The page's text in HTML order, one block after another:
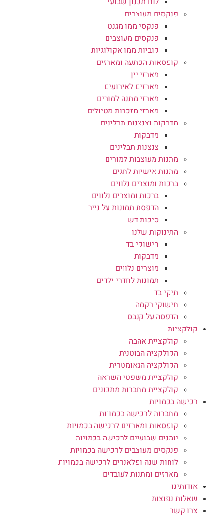
פנקסים מעוצבים
פנקסי ממו מגנט
פנקסים מעוצבים
קוביות ממו אקולוגיות
קופסאות הפתעה ומארזים
מארזי יין
מארזים לאירועים
מארזי מתנה למורים
מארזי מזכרות מטיולים
מדבקות וצנצנות תבלינים
מדבקות
צנצנות תבלינים
מתנות מעוצבות למורים
מתנות אישיות לחגים
ברכות ומוצרים נלווים
ברכות ומוצרים נלווים
הדפסת תמונות על נייר
סיכות דש
התינוקות שלנו
חישוקי בד
מדבקות
מוצרים נלווים
תמונות לחדרי ילדים
תיקי בד
חישוקי רקמה
הדפסה על קנבס
קולקציות
קולקציית אהבה
הקולקציה הבוטנית
הקולקציה הגאומטרית
קולקציית משפטי השראה
קולקציית מחברות מתכונים
רכישה בכמויות
מחברות לרכישה בכמויות
קופסאות ומארזים לרכישה בכמויות
יומנים שבועיים לרכישה בכמויות
פנקסים מעוצבים לרכישה בכמויות
לוחות שנה ופלאנרים לרכישה בכמויות
מארזים ומתנות לעובדים
אודותינו
שאלות נפוצות
צרו קשר